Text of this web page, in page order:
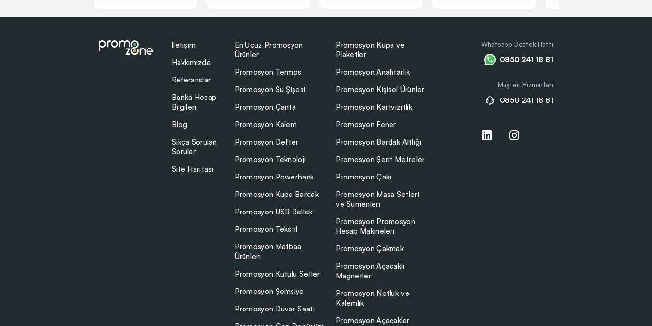
İletişim
Hakkımızda
Referanslar
Banka Hesap
Bilgileri
Blog
Sıkça Sorulan
Sorular
Site Haritası
En Ucuz Promosyon
Ürünler
Promosyon Termos
Promosyon Su Şişesi
Promosyon Çanta
Promosyon Kalem
Promosyon Defter
Promosyon Teknoloji
Promosyon Powerbank
Promosyon Kupa Bardak
Promosyon USB Bellek
Promosyon Tekstil
Promosyon Matbaa
Ürünleri
Promosyon Kutulu Setler
Promosyon Şemsiye
Promosyon Duvar Saati
Promosyon Kupa ve
Plaketler
Promosyon Anahtarlık
Promosyon Kişisel Ürünler
Promosyon Kartvizitlik
Promosyon Fener
Promosyon Bardak Altlığı
Promosyon Şerit Metreler
Promosyon Çakı
Promosyon Masa Setleri
ve Sümenleri
Promosyon Promosyon
Hesap Makineleri
Promosyon Çakmak
Promosyon Açacaklı
Magnetler
Promosyon Notluk ve
Kalemlik
Promosyon Açacaklar
Whatsapp Destek Hattı
0850 241 18 81
Müşteri Hizmetleri
0850 241 18 81